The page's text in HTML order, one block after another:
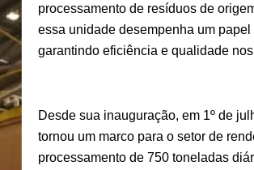
processamento de resíduos de
essa unidade desempenha um
garantindo eficiência e qualidade
Desde sua inauguração, em 1º de
tornou um marco para o setor de
processamento de 750 toneladas